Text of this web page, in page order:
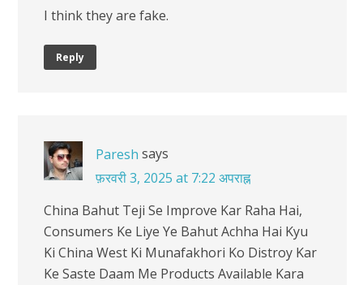
I think they are fake.
Reply
Paresh says
फ़रवरी 3, 2025 at 7:22 अपराह्न
China Bahut Teji Se Improve Kar Raha Hai,
Consumers Ke Liye Ye Bahut Achha Hai Kyu
Ki China West Ki Munafakhori Ko Distroy Kar
Ke Saste Daam Me Products Available Kara